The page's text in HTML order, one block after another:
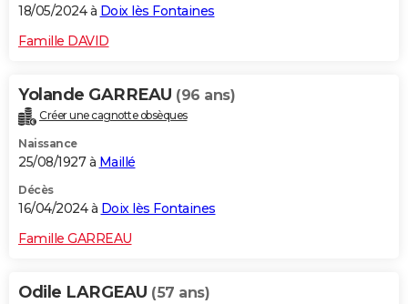
18/05/2024 à Doix lès Fontaines
Famille DAVID
Yolande GARREAU (96 ans)
Créer une cagnotte obsèques
Naissance
25/08/1927 à Maillé
Décès
16/04/2024 à Doix lès Fontaines
Famille GARREAU
Odile LARGEAU (57 ans)